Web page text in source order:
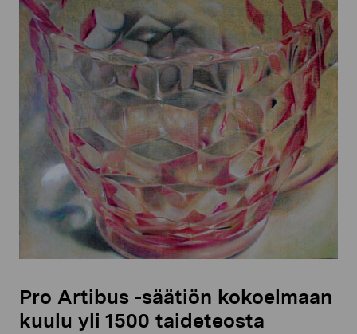
Pro Artibus -säätiön kokoelmaan
kuulu yli 1500 taideteosta